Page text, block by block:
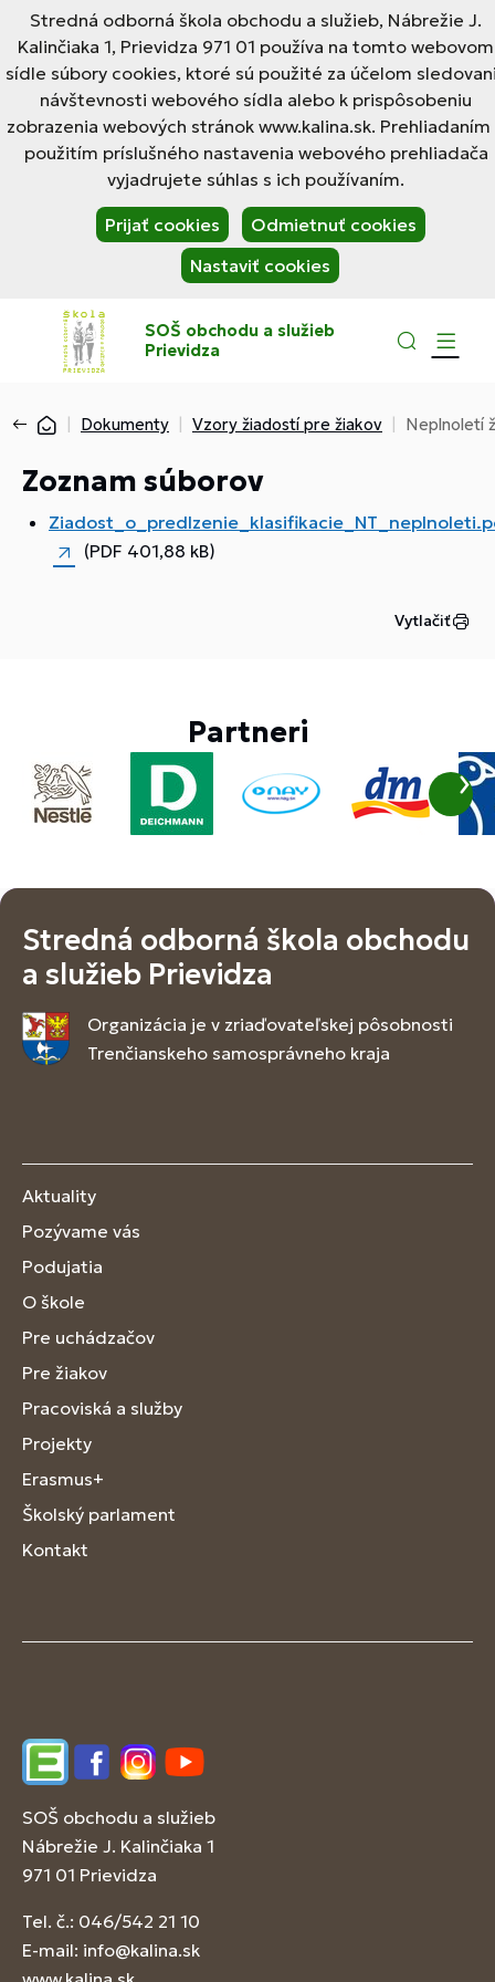
Stredná odborná škola obchodu a služieb, Nábrežie J.
Kalinčiaka 1, Prievidza 971 01 používa na tomto webovom
sídle súbory cookies, ktoré sú použité za účelom
návštevnosti webového sídla alebo k prispôsobeniu
zobrazenia webových stránok www.kalina.sk. Prehliadaním
použitím príslušného nastavenia webového prehliadača
vyjadrujete súhlas s ich používaním.
Prijať cookies
Odmietnuť cookies
Nastaviť cookies
SOŠ obchodu a služieb
Prievidza
Dokumenty Vzory žiadostí pre žiakov Neplnoletí
Zoznam súborov
(PDF 401,88 kB)
Vytlačiť
Partneri
Stredná odborná škola obchodu
a služieb Prievidza
Organizácia je v zriaďovateľskej pôsobnosti
Trenčianskeho samosprávneho kraja
Aktuality
Pozývame vás
Podujatia
O škole
Pre uchádzačov
Pre žiakov
Pracoviská a služby
Projekty
Erasmus+
Školský parlament
Kontakt
EdupageFacebookInstagram
YouTube
SOŠ obchodu a služieb
Nábrežie J. Kalinčiaka 1
971 01 Prievidza
Tel. č.: 046/542 21 10
E-mail: info@kalina.sk